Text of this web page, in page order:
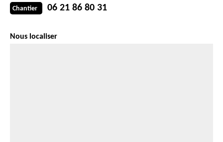
Chantier 06 21 86 80 31
Nous localiser